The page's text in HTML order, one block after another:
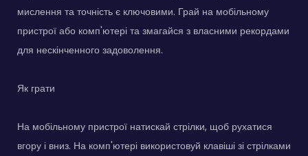
мислення та точність є ключовими. Грай на мобільному
пристрої або комп'ютері та змагайся з власними рекордами
для нескінченного задоволення.
Як грати
На мобільному пристрої натискай стрілки, щоб рухатися
вгору і вниз. На комп'ютері використовуй клавіші зі стрілками